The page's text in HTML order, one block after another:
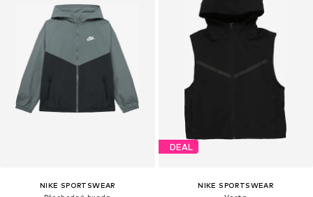
NIKE SPORTSWEAR
DEAL
NIKE SPORTSWEAR